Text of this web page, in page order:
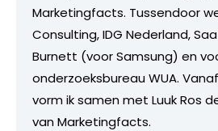
Marketingfacts. Tussendoor
Consulting, IDG Nederland,
Burnett (voor Samsung) en
onderzoeksbureau WUA.
vorm ik samen met Luuk Ros
van Marketingfacts.